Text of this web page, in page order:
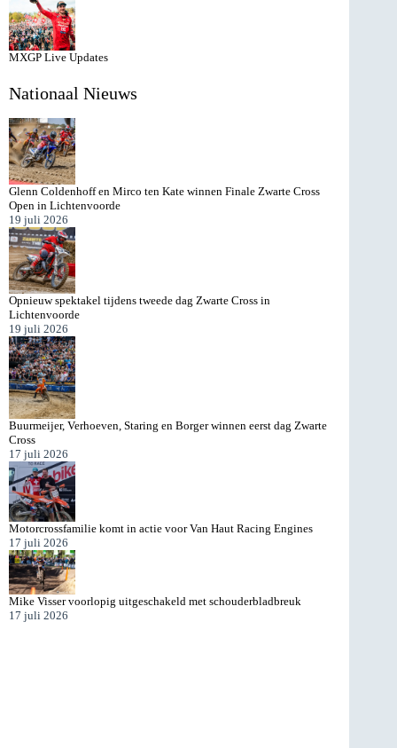
MXGP Live Updates
Nationaal Nieuws
Glenn Coldenhoff en Mirco ten Kate winnen Finale Zwarte Cross
Open in Lichtenvoorde
19 juli 2026
Opnieuw spektakel tijdens tweede dag Zwarte Cross in
Lichtenvoorde
19 juli 2026
Buurmeijer, Verhoeven, Staring en Borger winnen eerst dag Zwarte
Cross
17 juli 2026
Motorcrossfamilie komt in actie voor Van Haut Racing Engines
17 juli 2026
Mike Visser voorlopig uitgeschakeld met schouderbladbreuk
17 juli 2026